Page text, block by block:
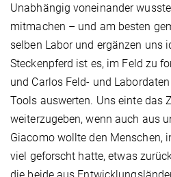
Unabhängig voneinander
mitmachen – und am besten
selben Labor und ergänzen uns
Steckenpferd ist es, im Feld zu
und Carlos Feld- und
Tools auswerten. Uns einte das
weiterzugeben, wenn auch aus
Giacomo wollte den Menschen,
viel geforscht hatte, etwas